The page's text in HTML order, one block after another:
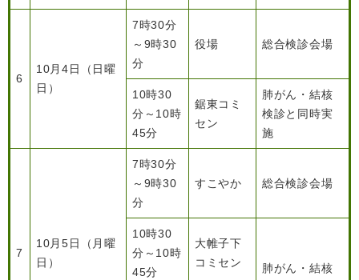
6
10月4日（日曜
日）
7時30分
～9時30
分
役場 総合検診会場
10時30
分～10時
45分
鋸東コミ
セン
肺がん・結核
検診と同時実
施
7
10月5日（月曜
日）
7時30分
～9時30
分
すこやか 総合検診会場
10時30
分～10時
45分
大帷子下
コミセン
肺がん・結核